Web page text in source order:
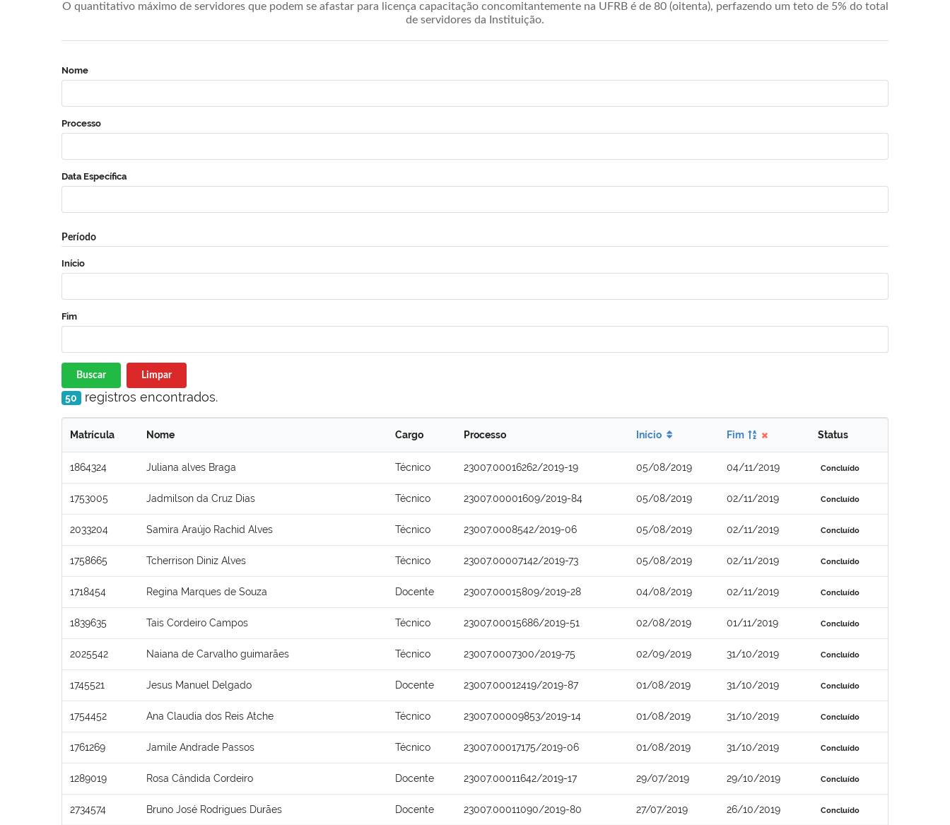
O quantitativo máximo de servidores que podem se afastar para licença capacitação concomitantemente na UFRB é de 80 (oitenta), perfazendo um teto de 5% do total
de servidores da Instituição.
Nome
Processo
Data Específica
Período
Início
Fim
Buscar Limpar
50 registros encontrados.
Matrícula Nome Cargo Processo Início Fim Status
1864324 Juliana alves Braga Técnico 23007.00016262/2019-19 05/08/2019 04/11/2019 Concluído
1753005 Jadmilson da Cruz Dias Técnico 23007.00001609/2019-84 05/08/2019 02/11/2019 Concluído
2033204 Samira Araújo Rachid Alves Técnico 23007.0008542/2019-06 05/08/2019 02/11/2019 Concluído
1758665 Tcherrison Diniz Alves Técnico 23007.00007142/2019-73 05/08/2019 02/11/2019 Concluído
1718454 Regina Marques de Souza Docente 23007.00015809/2019-28 04/08/2019 02/11/2019 Concluído
1839635 Tais Cordeiro Campos Técnico 23007.00015686/2019-51 02/08/2019 01/11/2019 Concluído
2025542 Naiana de Carvalho guimarães Técnico 23007.0007300/2019-75 02/09/2019 31/10/2019 Concluído
1745521 Jesus Manuel Delgado Docente 23007.00012419/2019-87 01/08/2019 31/10/2019 Concluído
1754452 Ana Claudia dos Reis Atche Técnico 23007.00009853/2019-14 01/08/2019 31/10/2019 Concluído
1761269 Jamile Andrade Passos Técnico 23007.00017175/2019-06 01/08/2019 31/10/2019 Concluído
1289019 Rosa Cândida Cordeiro Docente 23007.00011642/2019-17 29/07/2019 29/10/2019 Concluído
2734574 Bruno José Rodrigues Durães Docente 23007.00011090/2019-80 27/07/2019 26/10/2019 Concluído